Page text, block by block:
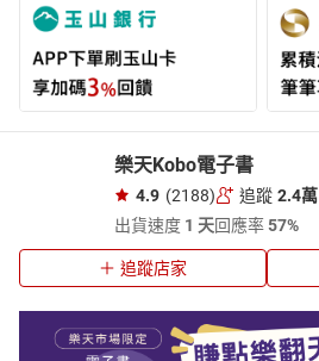
樂天Kobo電子書
4.9 (2188) 追蹤 2.4萬
出貨速度 1 天回應率57%
追蹤店家